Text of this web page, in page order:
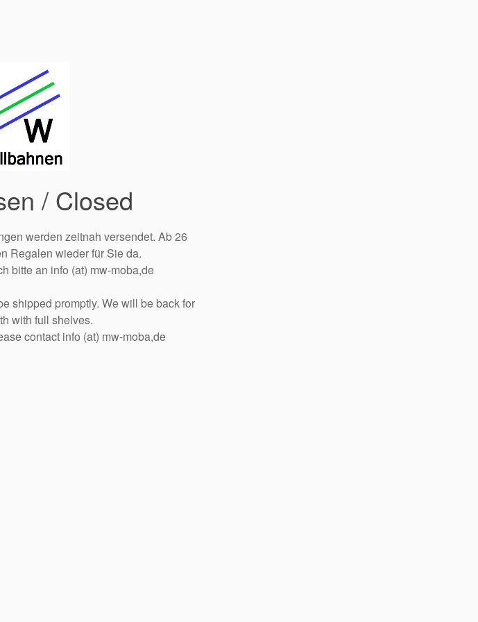
/ Closed
werden zeitnah versendet. Ab 26
Regalen wieder für Sie da.
bitte an info (at) mw-moba,de
shipped promptly. We will be back for
with full shelves.
contact info (at) mw-moba,de